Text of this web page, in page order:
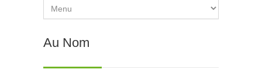
Au Nom